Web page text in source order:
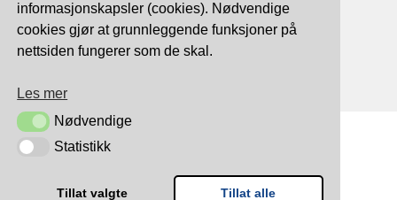
informasjonskapsler (cookies). Nødvendige
cookies gjør at grunnleggende funksjoner på
nettsiden fungerer som de skal.
Les mer
NødvendigeNødvendige
StatistikkStatistikk
Tillat valgte Tillat alle
Tlf: 959 32 123
09.00 - 16.00
TRYGG BETALING MED: